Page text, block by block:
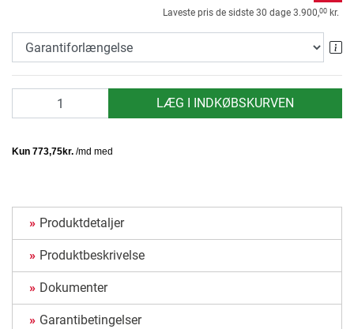
Laveste pris de sidste 30 dage 3.900,00 kr.
LÆG I INDKØBSKURVEN
Produktdetaljer
Produktbeskrivelse
Dokumenter
Garantibetingelser